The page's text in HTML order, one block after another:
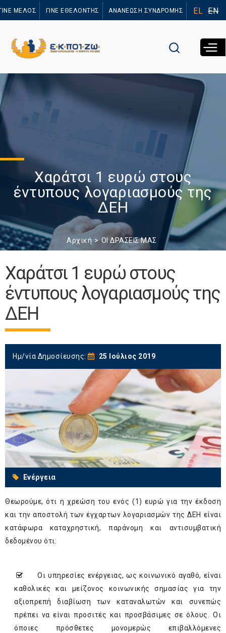
προς το
ΜΕΛΟΣ ΓΙΝΕ ΕΘΕΛΟΝΤΗΣ ΑΝΑΝΕΩΣΗ ΣΥΝΔΡΟΜΗΣ EL EN
Χαράτσι 1 ευρώ στους
έντυπους λογαριασμούς της
ΔΕΗ
Αρχική ΟΙ ΔΡΑΣΕΙΣ ΜΑΣ
Χαράτσι 1 ευρώ στους
έντυπους λογαριασμούς της
ΔΕΗ
Ημ/νία Δημοσίευσης: 25 Ιούλιος 2019
Ενέργεια
Θεωρούμε, ότι η χρεώση του ενός (1) ευρώ για την έκδοση
και την αποστολή των έγχαρτων λογαριασμών της ΔΕΗ είναι
κατάφωρα καταχρηστική, παράνομη και αντισυμβατική
δεδομένου ότι:
Οι υπηρεσίες ενέργειας, ως κοινωνικό αγαθό, είναι
καθολικές και μείζονος κοινωνικής σημασίας για την
αξιοπρεπή διαβίωση των καταναλωτών και συνεπώς
πρέπει να είναι προσιτές και προσβάσιμες σε όλους. Οι
όποιες πρόσθετες μονομερώς επιβαλλόμενες